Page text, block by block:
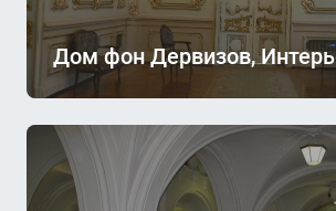
Дом фон Дервизов,